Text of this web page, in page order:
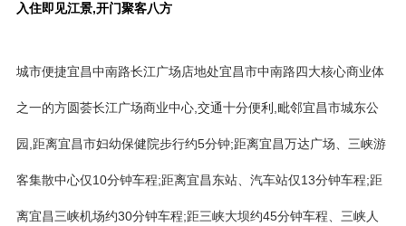
入住即见江景,开门聚客八方
城市便捷宜昌中南路长江广场店地处宜昌市中南路四大核心商业体
之一的方圆荟长江广场商业中心,交通十分便利,毗邻宜昌市城东公
园,距离宜昌市妇幼保健院步行约5分钟;距离宜昌万达广场、三峡游
客集散中心仅10分钟车程;距离宜昌东站、汽车站仅13分钟车程;距
离宜昌三峡机场约30分钟车程;距三峡大坝约45分钟车程、三峡人